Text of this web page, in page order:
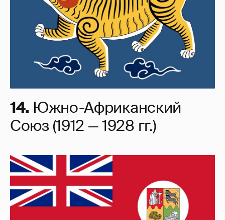
14. Южно-Африканский
Союз (1912 — 1928 гг.)